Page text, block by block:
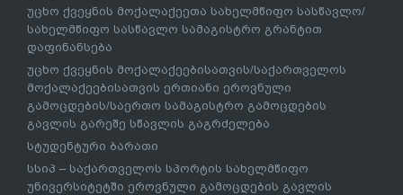
უცხო ქვეყნის მოქალაქეეთა სახელმწიფო სასწავლო/
სახელმწიფო სასწავლო სამაგისტრო გრანტით
დაფინანსება
უცხო ქვეყნის მოქალაქეებისათვის/საქართველოს
მოქალაქეებისათვის ერთიანი ეროვნული
გამოცდების/საერთო სამაგისტრო გამოცდების
გავლის გარეშე სწავლის გაგრძელება
სტუდენტური ბარათი
სსიპ – საქართველოს სპორტის სახელმწიფო
უნივერსიტეტში ეროვნული გამოცდების გავლის